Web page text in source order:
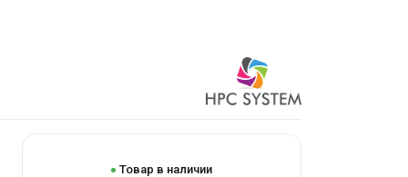
Товар в наличии